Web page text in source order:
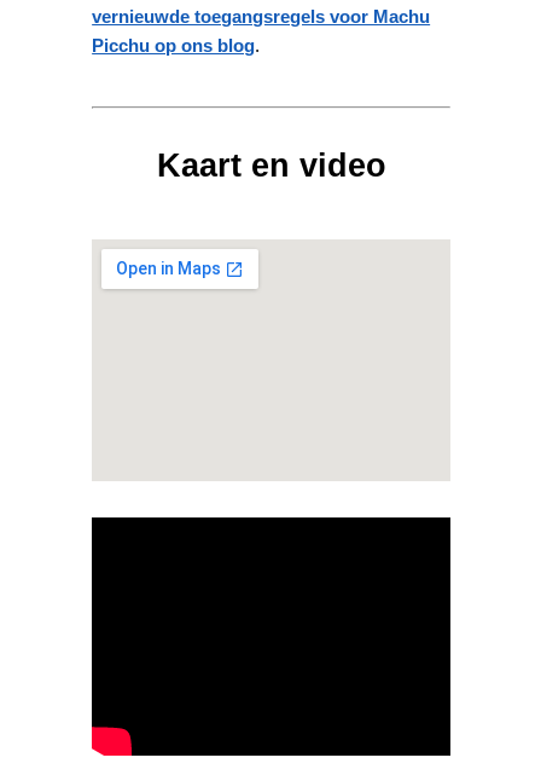
vernieuwde toegangsregels voor Machu
Picchu op ons blog.
Kaart en video